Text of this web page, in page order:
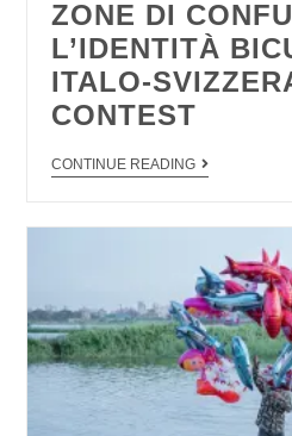
ZONE DI
L’IDENTITÀ
ITALO-
CONTEST
CONTINUE READING